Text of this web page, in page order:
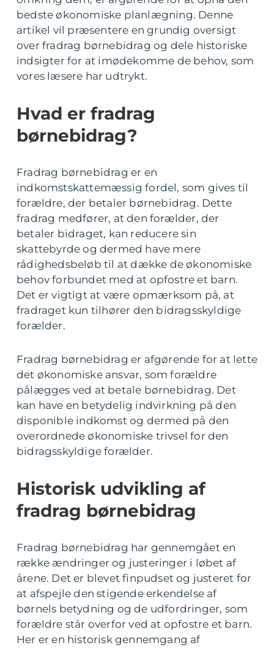
bedste økonomiske planlægning. Denne
artikel vil præsentere en grundig oversigt
over fradrag børnebidrag og dele historiske
indsigter for at imødekomme de behov, som
vores læsere har udtrykt.
Hvad er fradrag
børnebidrag?
Fradrag børnebidrag er en
indkomstskattemæssig fordel, som gives til
forældre, der betaler børnebidrag. Dette
fradrag medfører, at den forælder, der
betaler bidraget, kan reducere sin
skattebyrde og dermed have mere
rådighedsbeløb til at dække de økonomiske
behov forbundet med at opfostre et barn.
Det er vigtigt at være opmærksom på, at
fradraget kun tilhører den bidragsskyldige
forælder.
Fradrag børnebidrag er afgørende for at lette
det økonomiske ansvar, som forældre
pålægges ved at betale børnebidrag. Det
kan have en betydelig indvirkning på den
disponible indkomst og dermed på den
overordnede økonomiske trivsel for den
bidragsskyldige forælder.
Historisk udvikling af
fradrag børnebidrag
Fradrag børnebidrag har gennemgået en
række ændringer og justeringer i løbet af
årene. Det er blevet finpudset og justeret for
at afspejle den stigende erkendelse af
børnels betydning og de udfordringer, som
forældre står overfor ved at opfostre et barn.
Her er en historisk gennemgang af